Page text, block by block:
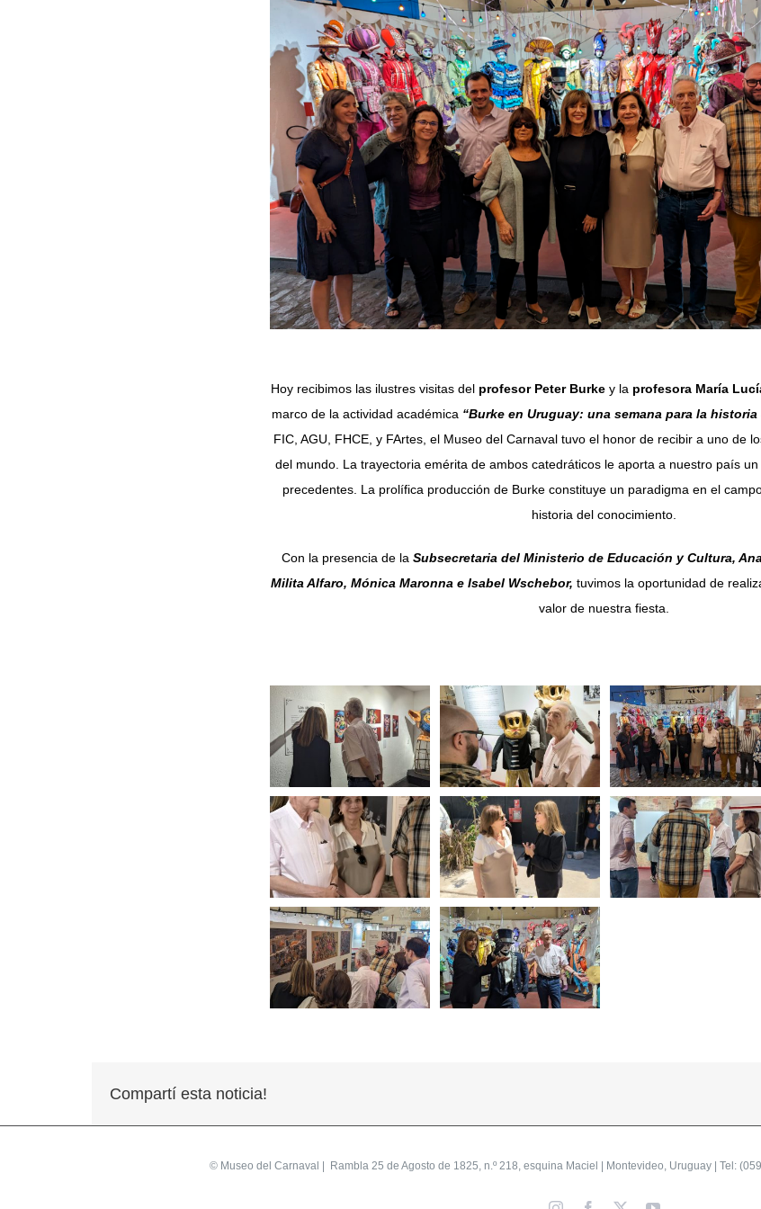
Hoy recibimos las ilustres visitas del profesor Peter Burkey la profesora María
marco de la actividad académica “Burke en Uruguay: una semana para la
FIC, AGU, FHCE, y FArtes, el Museo del Carnaval tuvo el honor de recibir a uno de
del mundo. La trayectoria emérita de ambos catedráticos le aporta a nuestro país
precedentes. La prolífica producción de Burke constituye un paradigma en el
historia del conocimiento.
Con la presencia de laSubsecretaria del Ministerio de Educación y Cultura,
Milita Alfaro, Mónica Maronna e Isabel Wschebor, tuvimos la oportunidad de
valor de nuestra fiesta.
Compartí esta noticia!
© Museo del Carnaval | Rambla 25 de Agosto de 1825, n.º 218, esquina Maciel | Montevideo, Uruguay | Tel: